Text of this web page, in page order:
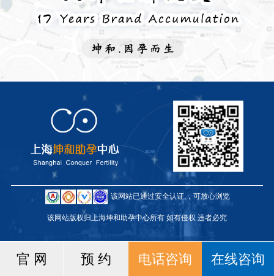
该网站已通过安全认证,，可放心浏览
该网站版权归上海坤和助孕中心所有 如有侵权 违者必究
官 网 预 约 电话咨询 在线咨询